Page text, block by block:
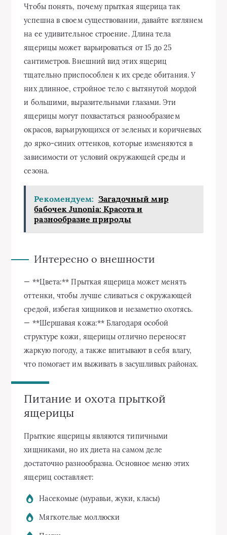
Чтобы понять, почему прыткая ящерица так
успешна в своем существовании, давайте взглянем
на ее удивительное строение. Длина тела
ящерицы может варьироваться от 15 до 25
сантиметров. Внешний вид этих ящериц
тщательно приспособлен к их среде обитания. У
них длинное, стройное тело с вытянутой мордой
и большими, выразительными глазами. Эти
ящерицы могут похвастаться разнообразием
окрасов, варьирующихся от зеленых и коричневых
до ярко-синих оттенков, которые изменяются в
зависимости от условий окружающей среды и
сезона.
Рекомендуем: Загадочный мир
бабочек Junonia: Красота и
разнообразие природы
Интересно о внешности
— **Цвета:** Прыткая ящерица может менять
оттенки, чтобы лучше сливаться с окружающей
средой, избегая хищников и незаметно охотясь.
— **Шершавая кожа:** Благодаря особой
структуре кожи, ящерицы отлично переносят
жаркую погоду, а также впитывают в себя влагу,
что помогает им выживать в засушливых районах.
Питание и охота прыткой
ящерицы
Прыткие ящерицы являются типичными
хищниками, но их диета на самом деле
достаточно разнообразна. Основное меню этих
ящериц составляет:
Насекомые (муравьи, жуки, класы)
Мягкотелые моллюски